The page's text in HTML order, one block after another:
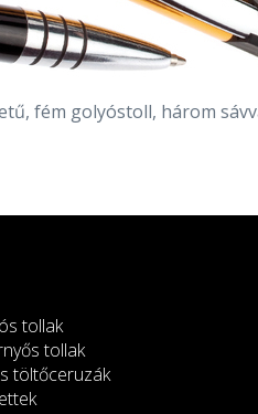
fém golyóstoll, három
tollak
tollak
töltőceruzák